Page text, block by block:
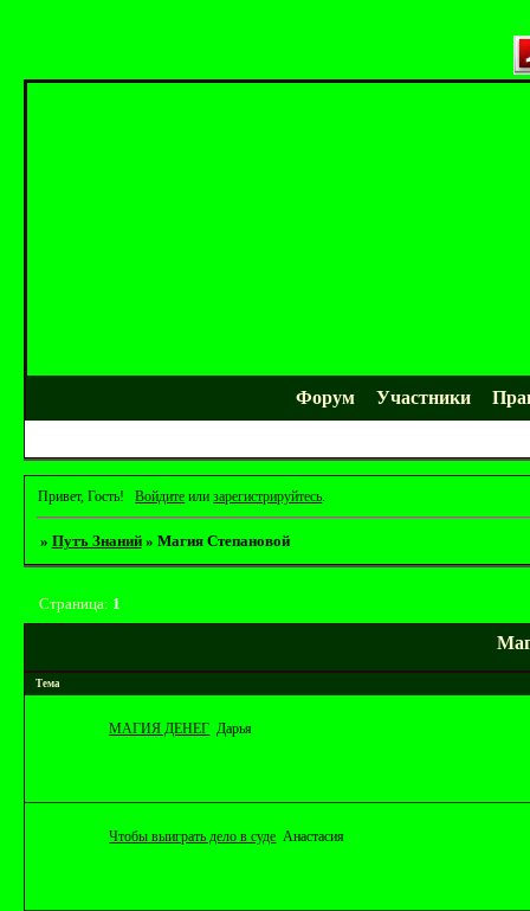
Форум Участники
Привет, Гость! Войдите илизарегистрируйтесь
» Путъ Знаний » Магия Степановой
Страница: 1
Тема
МАГИЯ ДЕНЕГ Дарья
Чтобы выиграть дело в суде Анастасия